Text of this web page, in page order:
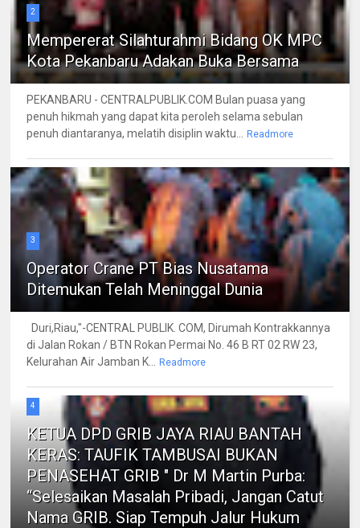
2
Mempererat Silahturahmi Bidang OK MPC
Kota Pekanbaru Adakan Buka Bersama
PEKANBARU - CENTRALPUBLIK.COM Bulan puasa yang
penuh hikmah yang dapat kita peroleh selama sebulan
penuh diantaranya, melatih disiplin waktu...
Readmore
3
Operator Crane PT Bias Nusatama
Ditemukan Telah Meninggal Dunia
Duri,Riau,"-CENTRAL PUBLIK. COM, Dirumah Kontrakkannya
di Jalan Rokan / BTN Rokan Permai No. 46 B RT 02 RW 23,
Kelurahan Air Jamban K...
Readmore
4
KETUA DPD GRIB JAYA RIAU BANTAH
KERAS: TAUFIK TAMBUSAI BUKAN
PENASEHAT GRIB " Dr M Martin Purba:
“Selesaikan Masalah Pribadi, Jangan Catut
Nama GRIB. Siap Tempuh Jalur Hukum